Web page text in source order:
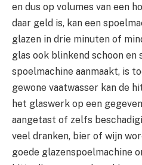
en dus op volumes van een
daar geld is, kan een
glazen in drie minuten of
glas ook blinkend schoon
spoelmachine aanmaakt, is
gewone vaatwasser kan de
het glaswerk op een
aangetast of zelfs
veel dranken, bier of wijn
goede glazenspoelmachine